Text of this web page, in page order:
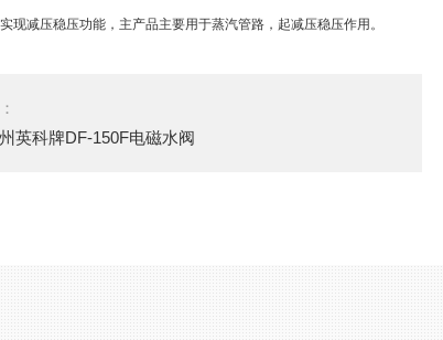
减压稳压功能，主产品主要用于蒸汽管路，起减压稳压作用。
英科牌DF-150F电磁水阀